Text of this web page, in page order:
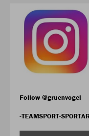
Follow @gruenvogel
-TEAMSPORT-